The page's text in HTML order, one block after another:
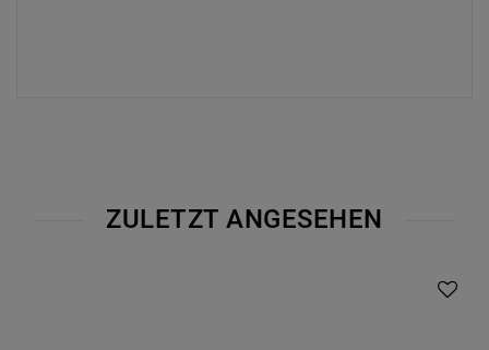
ZULETZT ANGESEHEN